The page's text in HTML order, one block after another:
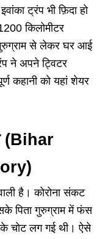
ट्रंप भी फ़िदा हो
किलोमीटर
से लेकर घर आई
ने अपने ट्विटर
कहानी को यहां शेयर
(Bihar
है। कोरोना संकट
पिता गुरुग्राम में फंस
चोट लग गई थी। ऐसे